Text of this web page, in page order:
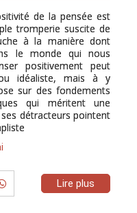
de la pensée est
tromperie suscite de
à la manière dont
le monde qui nous
positivement peut
idéaliste, mais à y
sur des fondements
qui méritent une
détracteurs pointent
Lire plus